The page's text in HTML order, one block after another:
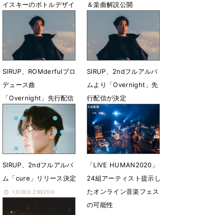
イスキーのボトルデザイ
8月17日 18時05分
＆楽曲解説公開
3月17日 23時27分
SIRUP、ROMderfulプロ
デュース曲
「Overnight」先行配信
スタート＆MV公開
2月25日 07時00分
SIRUP、2ndフルアルバ
ムより「Overnight」先
行配信が決定
2月17日 21時00分
SIRUP、2ndフルアルバ
ム「cure」リリース決定
1月28日 21時20分
「LIVE HUMAN2020」
24組アーティスト提示し
たオンライン音楽フェス
の可能性